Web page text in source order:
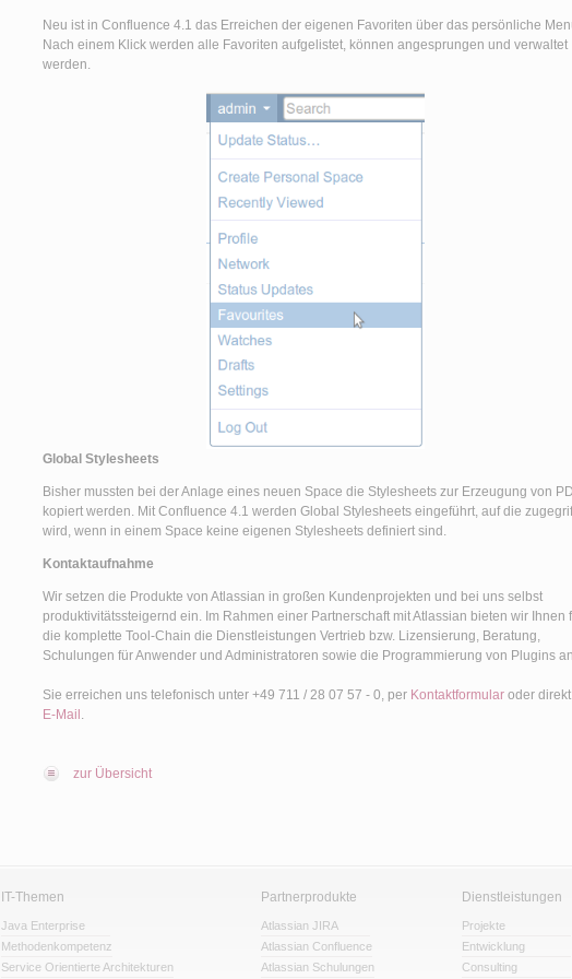
Neu ist in Confluence 4.1 das Erreichen der eigenen Favoriten über das persönliche
Nach einem Klick werden alle Favoriten aufgelistet, können angesprungen und verwaltet
werden.
Global Stylesheets
Bisher mussten bei der Anlage eines neuen Space die Stylesheets zur Erzeugung von
kopiert werden. Mit Confluence 4.1 werden Global Stylesheets eingeführt, auf die
wird, wenn in einem Space keine eigenen Stylesheets definiert sind.
Kontaktaufnahme
Wir setzen die Produkte von Atlassian in großen Kundenprojekten und bei uns selbst
produktivitätssteigernd ein. Im Rahmen einer Partnerschaft mit Atlassian bieten wir Ihnen
die komplette Tool-Chain die Dienstleistungen Vertrieb bzw. Lizensierung, Beratung,
Schulungen für Anwender und Administratoren sowie die Programmierung von Plugins
Sie erreichen uns telefonisch unter +49 711 / 28 07 57 - 0, per Kontaktformular oder
E-Mail .
zur Übersicht
IT-Themen
Java Enterprise
Methodenkompetenz
Service Orientierte Architekturen
Partnerprodukte
Atlassian JIRA
Atlassian Confluence
Atlassian Schulungen
Dienstleistungen
Projekte
Entwicklung
Consulting